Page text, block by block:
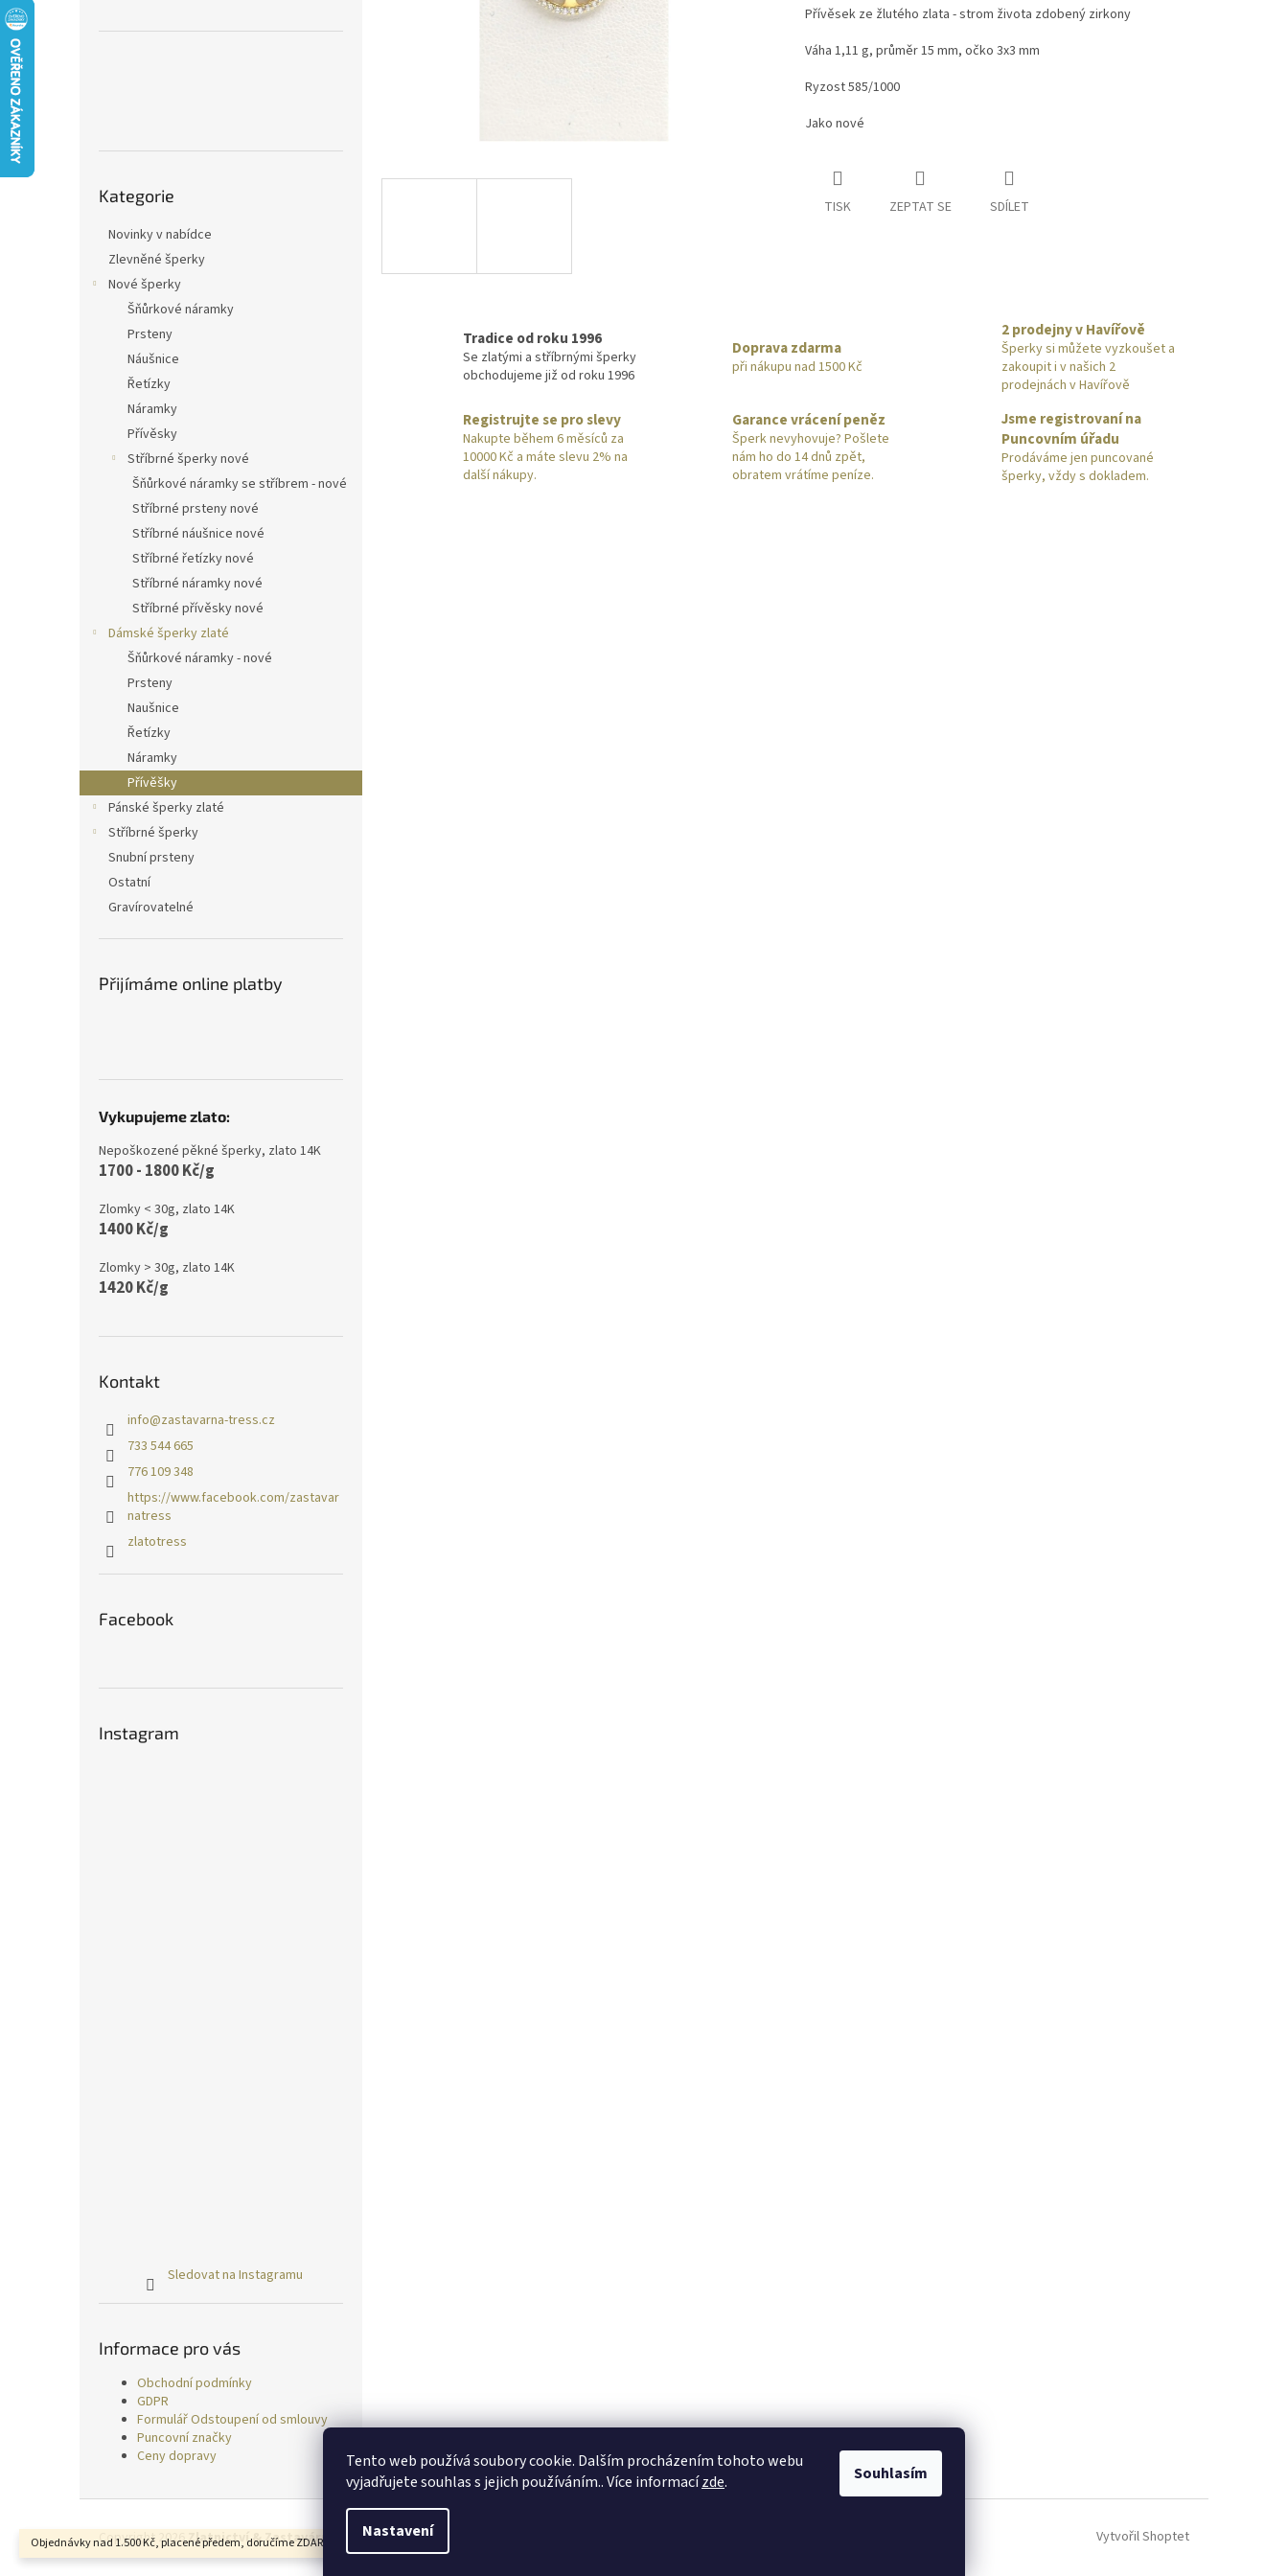
Tento web používá soubory cookie. Dalším procházením tohoto webu
vyjadřujete souhlas s jejich používáním.. Více informacízde.
Nastavení
Souhlasím
Objednávky nad 1.500 Kč, placené předem, doručíme ZDARMA.
kategorie
Kategorie
Novinky v nabídce
Zlevněné šperky
Nové šperky
Šňůrkové náramky
Prsteny
Náušnice
Řetízky
Náramky
Přívěsky
Stříbrné šperky nové
Šňůrkové náramky se stříbrem - nové
Stříbrné prsteny nové
Stříbrné náušnice nové
Stříbrné řetízky nové
Stříbrné náramky nové
Stříbrné přívěsky nové
Dámské šperky zlaté
Šňůrkové náramky - nové
Prsteny
Naušnice
Řetízky
Náramky
Přívěšky
Pánské šperky zlaté
Stříbrné šperky
Snubní prsteny
Ostatní
Gravírovatelné
Přijímáme online platby
Vykupujeme zlato:
Nepoškozené pěkné šperky, zlato 14K
1700 - 1800 Kč/g
Zlomky < 30g, zlato 14K
1400 Kč/g
Zlomky > 30g, zlato 14K
1420 Kč/g
Kontakt
info@zastavarna-tress.cz
733 544 665
776 109 348
https://www.facebook.com/zastavar
natress
zlatotress
Facebook
Instagram
Sledovat na Instagramu
Informace pro vás
Obchodní podmínky
GDPR
Formulář Odstoupení od smlouvy
Puncovní značky
Ceny dopravy
Přívěsek ze žlutého zlata - strom života zdobený zirkony
Váha 1,11 g, průměr 15 mm, očko 3x3 mm
Ryzost 585/1000
Jako nové
TISK ZEPTAT SE SDÍLET
Tradice od roku 1996
Se zlatými a stříbrnými šperky
obchodujeme již od roku 1996
Doprava zdarma
při nákupu nad 1500 Kč
2 prodejny v Havířově
Šperky si můžete vyzkoušet a
zakoupit i v našich 2
prodejnách v Havířově
Registrujte se pro slevy
Nakupte během 6 měsíců za
10000 Kč a máte slevu 2% na
další nákupy.
Garance vrácení peněz
Šperk nevyhovuje? Pošlete
nám ho do 14 dnů zpět,
obratem vrátíme peníze.
Jsme registrovaní na
Puncovním úřadu
Prodáváme jen puncované
šperky, vždy s dokladem.
Vytvořil Shoptet
Copyright 2026Zlatnictví & Zastavárna TRESS. Všechna práva vyhrazena.